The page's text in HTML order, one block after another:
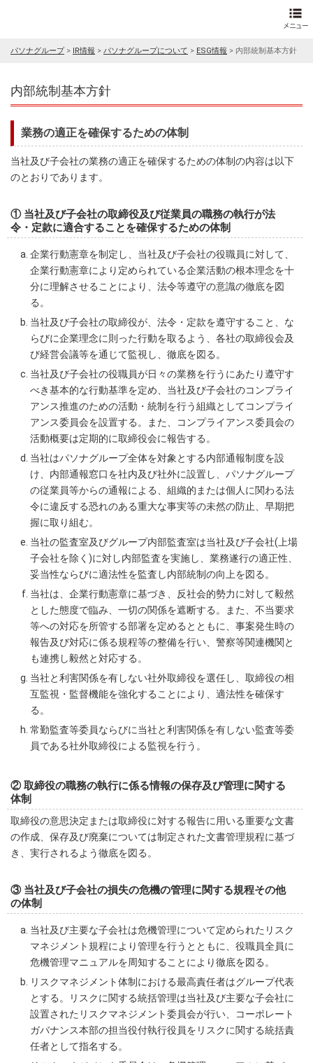
パソナグループ> IR情報 > パソナグループについて > ESG情報 > 内部統制基本方針
内部統制基本方針
業務の適正を確保するための体制
当社及び子会社の業務の適正を確保するための体制の内容は以下
のとおりであります。
① 当社及び子会社の取締役及び従業員の職務の執行が法
令・定款に適合することを確保するための体制
企業行動憲章を制定し、当社及び子会社の役職員に対して、
企業行動憲章により定められている企業活動の根本理念を十
分に理解させることにより、法令等遵守の意識の徹底を図
る。
当社及び子会社の取締役が、法令・定款を遵守すること、な
らびに企業理念に則った行動を取るよう、各社の取締役会及
び経営会議等を通じて監視し、徹底を図る。
当社及び子会社の役職員が日々の業務を行うにあたり遵守す
べき基本的な行動基準を定め、当社及び子会社のコンプライ
アンス推進のための活動・統制を行う組織としてコンプライ
アンス委員会を設置する。また、コンプライアンス委員会の
活動概要は定期的に取締役会に報告する。
当社はパソナグループ全体を対象とする内部通報制度を設
け、内部通報窓口を社内及び社外に設置し、パソナグループ
の従業員等からの通報による、組織的または個人に関わる法
令に違反する恐れのある重大な事実等の未然の防止、早期把
握に取り組む。
当社の監査室及びグループ内部監査室は当社及び子会社(上場
子会社を除く)に対し内部監査を実施し、業務遂行の適正性、
妥当性ならびに適法性を監査し内部統制の向上を図る。
当社は、企業行動憲章に基づき、反社会的勢力に対して毅然
とした態度で臨み、一切の関係を遮断する。また、不当要求
等への対応を所管する部署を定めるとともに、事案発生時の
報告及び対応に係る規程等の整備を行い、警察等関連機関と
も連携し毅然と対応する。
当社と利害関係を有しない社外取締役を選任し、取締役の相
互監視・監督機能を強化することにより、適法性を確保す
る。
常勤監査等委員ならびに当社と利害関係を有しない監査等委
員である社外取締役による監視を行う。
② 取締役の職務の執行に係る情報の保存及び管理に関する
体制
取締役の意思決定または取締役に対する報告に用いる重要な文書
の作成、保存及び廃棄については制定された文書管理規程に基づ
き、実行されるよう徹底を図る。
③ 当社及び子会社の損失の危機の管理に関する規程その他
の体制
当社及び主要な子会社は危機管理について定められたリスク
マネジメント規程により管理を行うとともに、役職員全員に
危機管理マニュアルを周知することにより徹底を図る。
リスクマネジメント体制における最高責任者はグループ代表
とする。リスクに関する統括管理は当社及び主要な子会社に
設置されたリスクマネジメント委員会が行い、コーポレート
ガバナンス本部の担当役付執行役員をリスクに関する統括責
任者として指名する。